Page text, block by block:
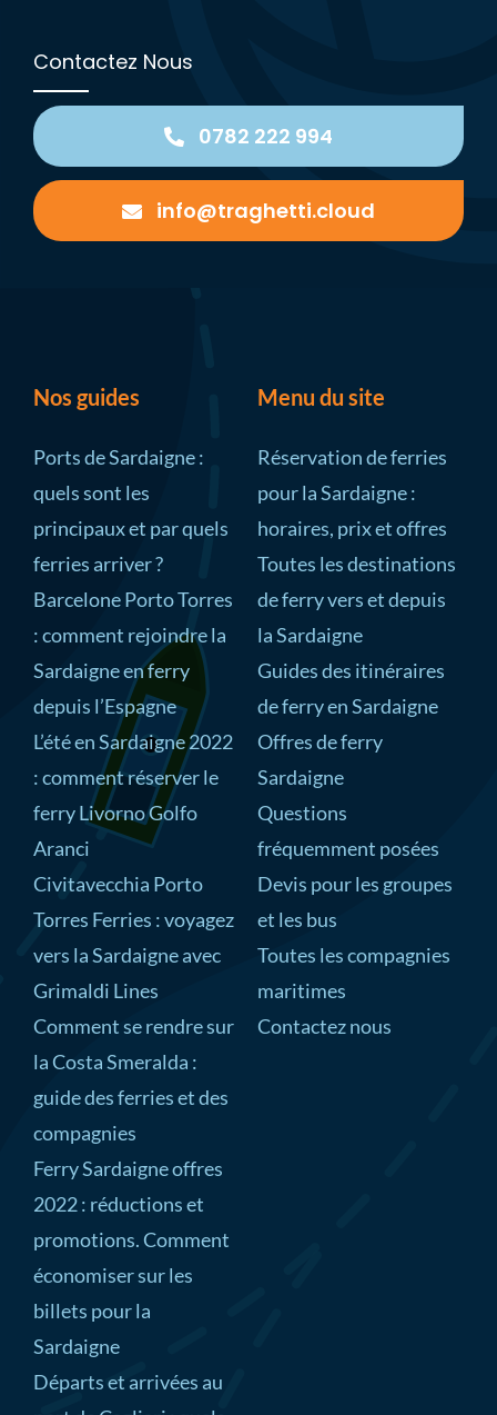
Contactez Nous
0782 222 994
info@traghetti.cloud
Nos guides
Ports de Sardaigne :
quels sont les
principaux et par quels
ferries arriver ?
Barcelone Porto Torres
: comment rejoindre la
Sardaigne en ferry
depuis l’Espagne
L’été en Sardaigne 2022
: comment réserver le
ferry Livorno Golfo
Aranci
Civitavecchia Porto
Torres Ferries : voyagez
vers la Sardaigne avec
Grimaldi Lines
Comment se rendre sur
la Costa Smeralda :
guide des ferries et des
compagnies
Ferry Sardaigne offres
2022 : réductions et
promotions. Comment
économiser sur les
billets pour la
Sardaigne
Départs et arrivées au
Menu du site
Réservation de ferries
pour la Sardaigne :
horaires, prix et offres
Toutes les destinations
de ferry vers et depuis
la Sardaigne
Guides des itinéraires
de ferry en Sardaigne
Offres de ferry
Sardaigne
Questions
fréquemment posées
Devis pour les groupes
et les bus
Toutes les compagnies
maritimes
Contactez nous